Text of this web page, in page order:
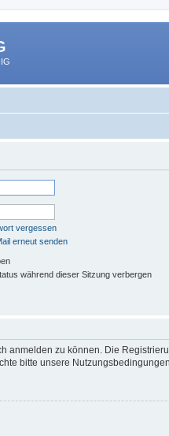
vergessen
erneut senden
während dieser Sitzung verbergen
anmelden zu können. Die
bitte unsere